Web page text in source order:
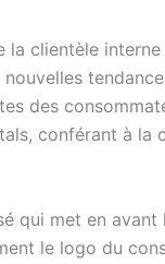
clientèle
des
conférant à
qui met en
le logo du